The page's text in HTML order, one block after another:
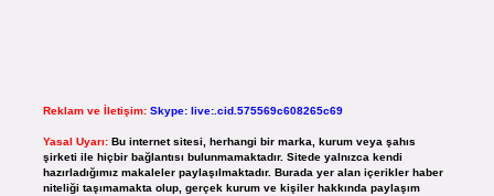
Reklam ve İletişim: Skype: live:.cid.575569c608265c69
Yasal Uyarı: Bu internet sitesi, herhangi bir marka, kurum veya şahıs
şirketi ile hiçbir bağlantısı bulunmamaktadır. Sitede yalnızca kendi
hazırladığımız makaleler paylaşılmaktadır. Burada yer alan içerikler haber
niteliği taşımamakta olup, gerçek kurum ve kişiler hakkında paylaşım